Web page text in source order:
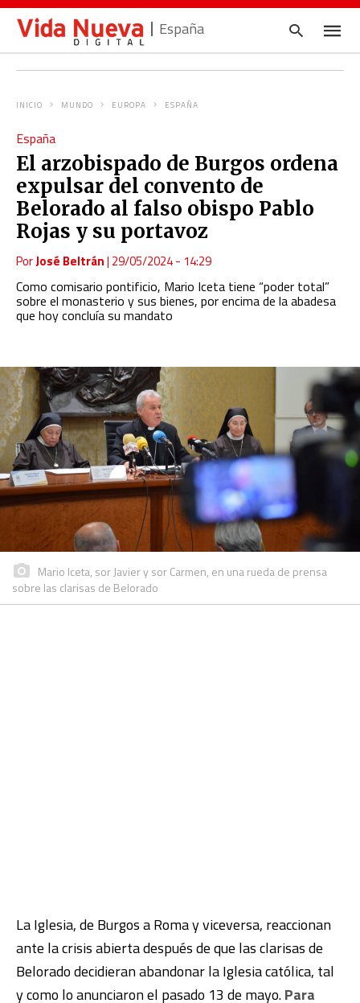
España
y
INICIO MUNDO EUROPA ESPAÑA
España
El arzobispado de Burgos ordena
expulsar del convento de
Belorado al falso obispo Pablo
Rojas y su portavoz
PorJosé Beltrán| 29/05/2024 - 14:29
Como comisario pontificio, Mario Iceta tiene “poder total”
sobre el monasterio y sus bienes, por encima de la abadesa
que hoy concluía su mandato
Mario Iceta, sor Javier y sor Carmen, en una rueda de prensa
sobre las clarisas de Belorado
La Iglesia, de Burgos a Roma y viceversa, reaccionan
ante la crisis abierta después de que las clarisas de
Belorado decidieran abandonar la Iglesia católica, tal
y como lo anunciaron el pasado 13 de mayo.Para